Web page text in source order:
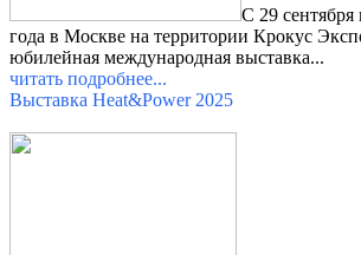
С 29 сентября
года в Москве на территории Крокус
юбилейная международная выставка...
читать подробнее...
Выставка Heat&Power2025